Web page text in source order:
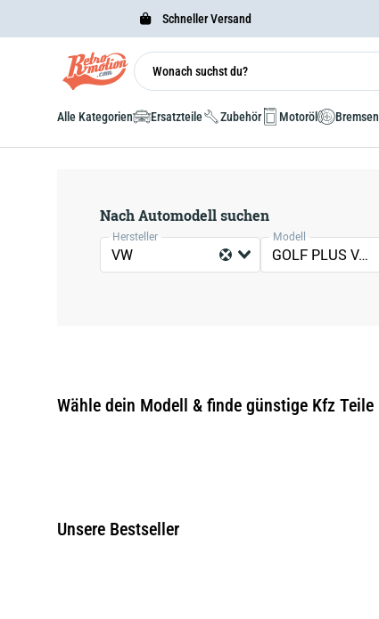
Schneller Versand
Alle Kategorien Ersatzteile Zubehör Motoröl Bremsen
Nach Automodell suchen
Hersteller
VW
Modell
GOLF PLUS VAN (521)
Wähle dein Modell & finde günstige Kfz Teile
Unsere Bestseller